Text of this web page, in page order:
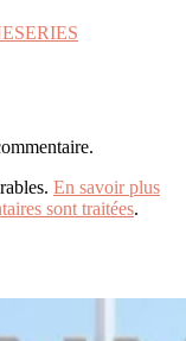
En savoir plus
sont traitées.